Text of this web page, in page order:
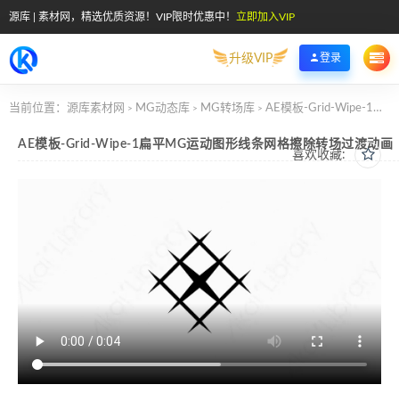
源库 | 素材网，精选优质资源！VIP限时优惠中！ 立即加入VIP
升级VIP 登录
当前位置： 源库素材网 > MG动态库 > MG转场库 > AE模板-Grid-Wipe-1扁平MG运动图形线条网格擦除转场过渡动画
喜欢收藏:
AE模板-Grid-Wipe-1扁平MG运动图形线条网格擦除转场过渡动画